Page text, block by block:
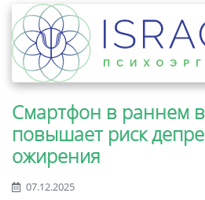
Смартфон в раннем
повышает риск
ожирения
07.12.2025